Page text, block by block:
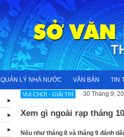
QUẢN LÝ NHÀ NƯỚC VĂN BẢN TIN
VUI CHƠI - GIẢI TRÍ 30 Tháng 9,
Xem gì ngoài rạp tháng
Nếu như tháng 8 và tháng 9 đánh